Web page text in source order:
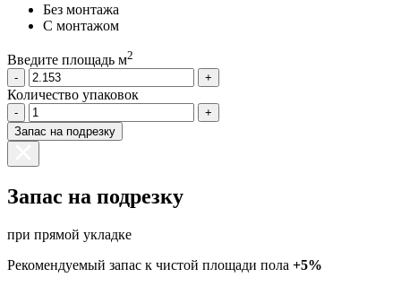
Без монтажа
С монтажом
Введите площадь м2
-
+
Количество упаковок
-
+
Запас на подрезку
Запас на подрезку
при прямой укладке
Рекомендуемый запас к чистой площади пола +5%